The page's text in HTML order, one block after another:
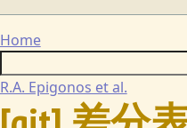
Home
R.A. Epigonos et al.